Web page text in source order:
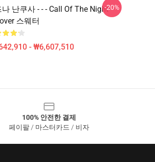
나 난쿠사 - - - Call Of The Night
스웨터
- ₩6,607,510
-20%
100% 안전한 결제
페이팔 / 마스터카드 / 비자